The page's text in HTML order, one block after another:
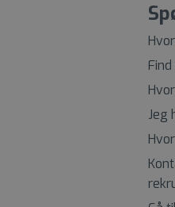
Jeg